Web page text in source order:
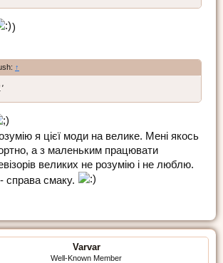
)
↑
я цієї моди на велике. Мені якось
а з маленьким працювати
великих не розумію і не люблю.
справа смаку.
Varvar
Well-Known Member